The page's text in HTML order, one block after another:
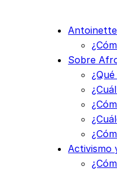
Sobre
Activismo